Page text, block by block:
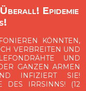
Epidemie
KÖNNTEN,
VERBREITEN UND
UND
GANZEN ARMEN
INFIZIERT SIE!
DES IRRSINNS! (12